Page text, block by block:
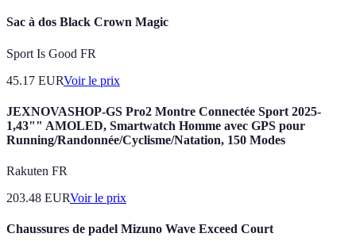
Sac à dos Black Crown Magic
Sport Is Good FR
45.17 EURVoir le prix
JEXNOVASHOP-GS Pro2 Montre Connectée Sport 2025-
1,43"" AMOLED, Smartwatch Homme avec GPS pour
Running/Randonnée/Cyclisme/Natation, 150 Modes
Rakuten FR
203.48 EURVoir le prix
Chaussures de padel Mizuno Wave Exceed Court